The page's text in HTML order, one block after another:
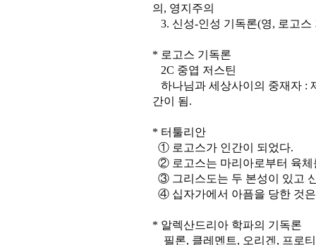
의, 영지주의
3. 신성-인성 기독론(영, 로고스
* 로고스 기독론
2C 중엽 저스틴
하나님과 세상사이의 중재자 :
간이 됨.
* 터툴리안
① 로고스가 인간이 되었다.
② 로고스는 마리아로부터 육체
③ 그리스도는 두 본성이 있고
④ 십자가에서 아픔을 당한 것
* 알렉산드리아 학파의 기독론
필론, 클레멘트, 오리겐, 프로